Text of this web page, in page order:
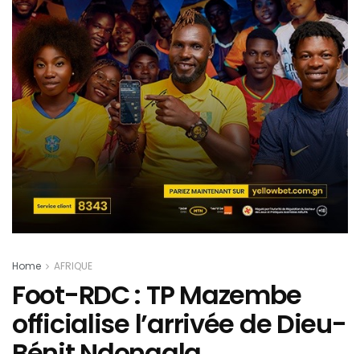
Home AFRIQUE
Foot-RDC : TP Mazembe
officialise l’arrivée de Dieu-